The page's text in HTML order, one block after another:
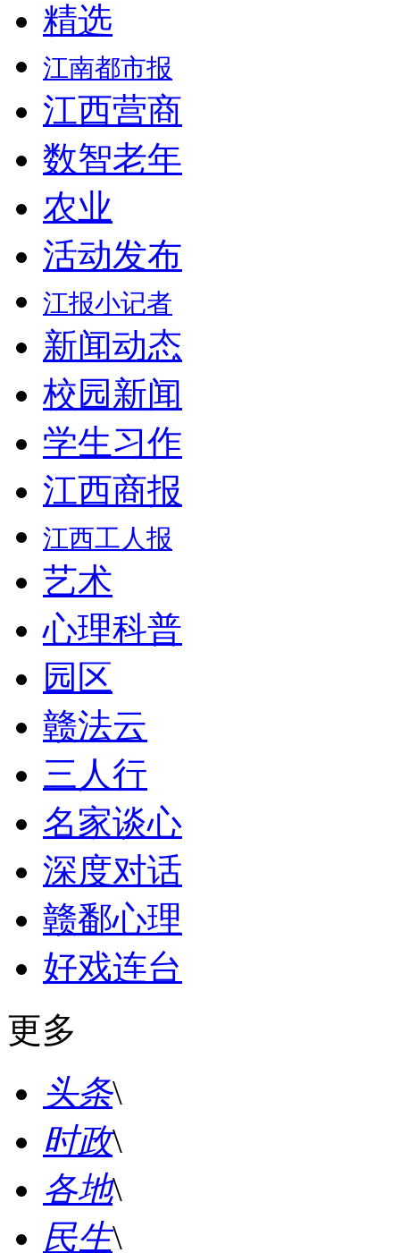
精选
江南都市报
江西营商
数智老年
农业
活动发布
江报小记者
新闻动态
校园新闻
学生习作
江西商报
江西工人报
艺术
心理科普
园区
赣法云
三人行
名家谈心
深度对话
赣鄱心理
好戏连台
更多
头条\
时政\
各地\
民生\